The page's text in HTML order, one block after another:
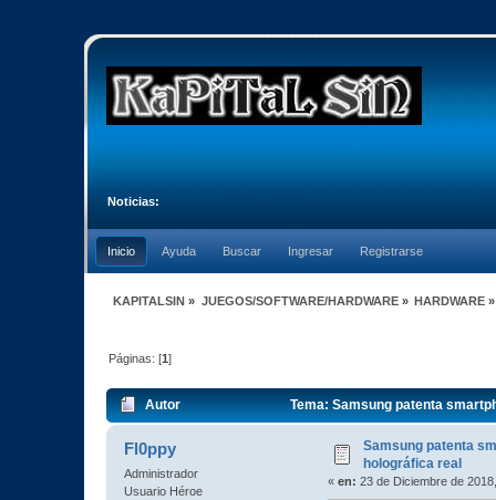
Noticias:
Inicio Ayuda Buscar Ingresar Registrarse
KAPITALSIN » JUEGOS/SOFTWARE/HARDWARE» HARDWARE»
Páginas: [1]
Autor Tema: Samsung patenta
Fl0ppy
Administrador
Usuario Héroe
Samsung patenta
holográfica real
« en: 23 de Diciembre de